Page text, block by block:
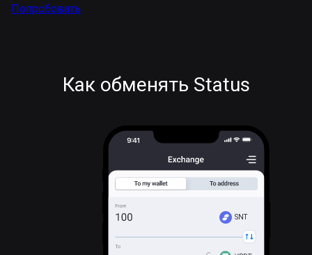
Попробовать
Как обменять Status
SNT